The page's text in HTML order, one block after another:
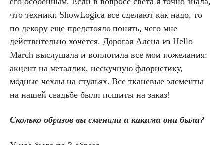
что техники ShowLogica все сделают как надо, то
по декору еще предстояло понять, чего мне
действительно хочется. Дорогая Алена из Hello
March выслушала и воплотила все мои пожелания:
акцент на металлик, нескучную флористику,
модные чехлы на стульях. Все тканевые элементы
на нашей свадьбе были пошиты на заказ!
Сколько образов вы сменили и какими они были?